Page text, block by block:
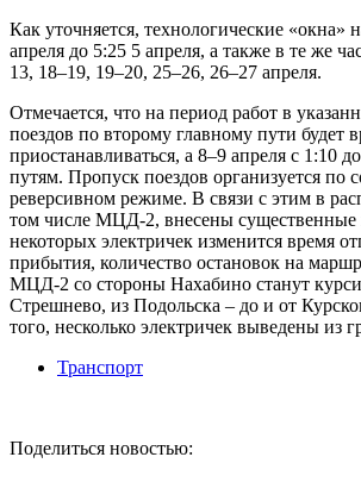
Как уточняется, технологические «окна»
апреля до 5:25 5 апреля, а также в те же
13, 18–19, 19–20, 25–26, 26–27 апреля.
Отмечается, что на период работ в
поездов по второму главному пути будет
приостанавливаться, а 8–9 апреля с 1:10
путям. Пропуск поездов организуется по
реверсивном режиме. В связи с этим в
том числе МЦД-2, внесены существенные
некоторых электричек изменится время
прибытия, количество остановок на
МЦД-2 со стороны Нахабино станут
Стрешнево, из Подольска – до и от
того, несколько электричек выведены из
Транспорт
Поделиться новостью: